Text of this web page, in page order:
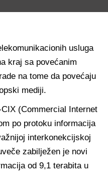
usluga
kraj sa povećanim
na tome da povećaju
mediji.
(Commercial Internet
po protoku informacija
interkonekcijskoj
zabilježen je novi
od 9,1 terabita u